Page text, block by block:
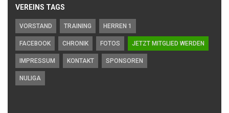
VEREINS TAGS
VORSTAND TRAINING HERREN 1
FACEBOOK CHRONIK FOTOS JETZT MITGLIED WERDEN
IMPRESSUM KONTAKT SPONSOREN
NULIGA